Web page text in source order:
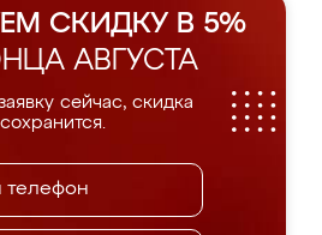
СКИДКУ В 5%
АВГУСТА
сейчас, скидка
сохранится.